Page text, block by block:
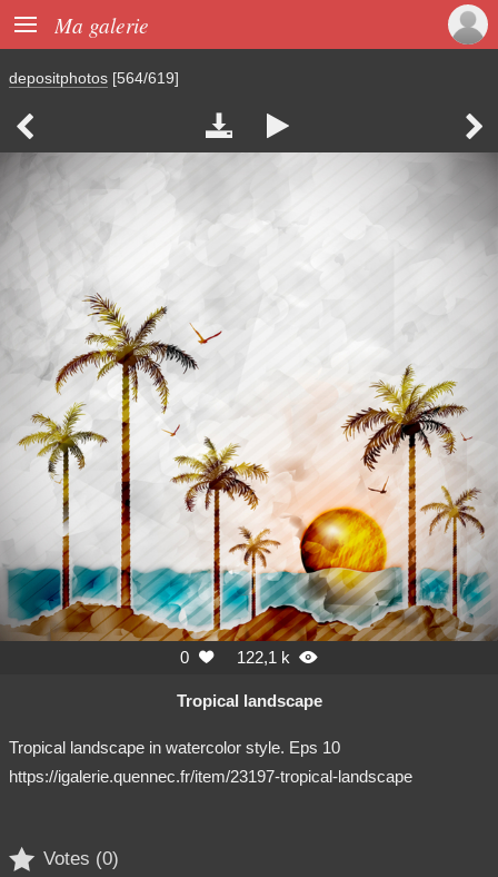
 Ma galerie
depositphotos [564/619]
   
0  122,1 k 
Tropical landscape
Tropical landscape in watercolor style. Eps 10
https://igalerie.quennec.fr/item/23197-tropical-landscape
 Votes (0)